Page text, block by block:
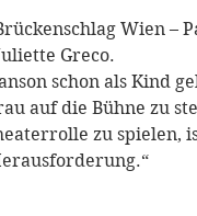
Wien –
Greco.
schon als Kind
auf die Bühne zu
zu spielen,